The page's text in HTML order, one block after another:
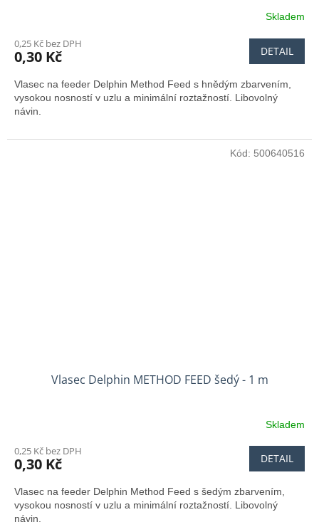
Skladem
0,25 Kč bez DPH
0,30 Kč DETAIL
Vlasec na feeder Delphin Method Feed s hnědým zbarvením,
vysokou nosností v uzlu a minimální roztažností. Libovolný
návin.
Vlasec Delphin METHOD FEED šedý - 1 m
Skladem
0,25 Kč bez DPH
0,30 Kč DETAIL
Vlasec na feeder Delphin Method Feed s šedým zbarvením,
vysokou nosností v uzlu a minimální roztažností. Libovolný
návin.
Kód: 500640516